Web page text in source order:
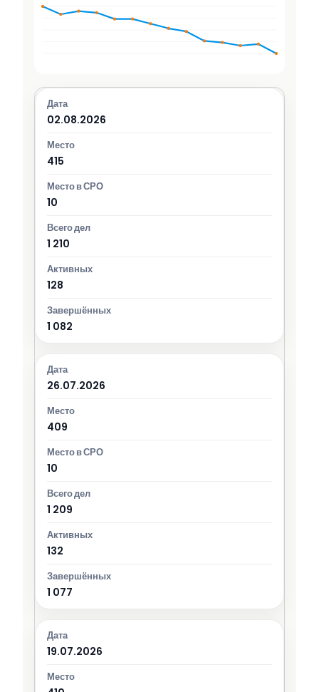
02.08.2026
415
10
1 210
128
1 082
26.07.2026
409
10
1 209
132
1 077
19.07.2026